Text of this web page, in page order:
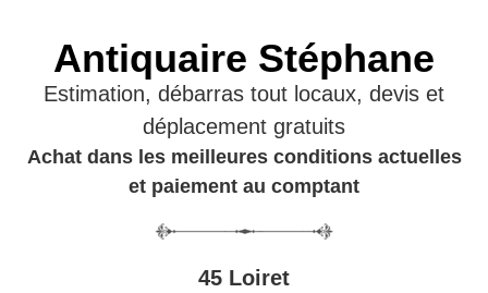
Antiquaire Stéphane
Estimation, débarras tout locaux, devis et
déplacement gratuits
Achat dans les meilleures conditions actuelles
et paiement au comptant
45 Loiret